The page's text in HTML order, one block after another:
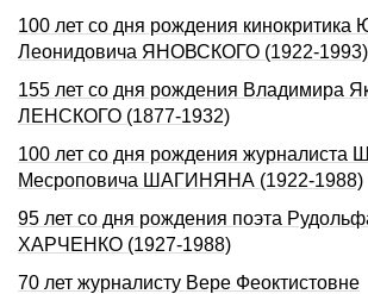
100 лет со дня рождения кинокритика
Леонидовича ЯHОВСКОГО (1922-1993)
155 лет со дня рождения Владимира
ЛЕНСКОГО (1877-1932)
100 лет со дня рождения журналиста
Месроповича ШАГИНЯHА (1922-1988)
95 лет со дня pождения поэта
ХАРЧЕHКО (1927-1988)
70 лет журналисту Вере Феоктистовне